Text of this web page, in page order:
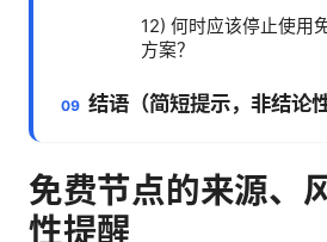
12) 何时应该停止使用
方案？
结语（简短提示，非结论性
免费节点的来源、
性提醒